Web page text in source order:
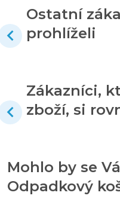
Ostatní
prohlíželi
Zákazníci,
zboží, si
Mohlo by se
Odpadkový